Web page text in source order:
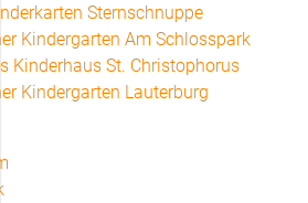
Sternschnuppe
Kindergarten Am Schlosspark
Kinderhaus St. Christophorus
Kindergarten Lauterburg